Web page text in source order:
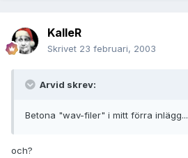
KalleR
Skrivet 23 februari, 2003
Arvid skrev:
Betona "wav-filer" i mitt förra inlägg...
och?